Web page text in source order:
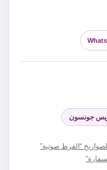
جونسون
“الفرط صوتية”